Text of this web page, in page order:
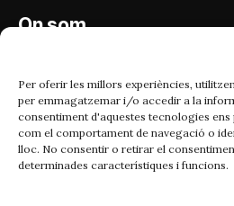
Per oferir les millors experiències,
per emmagatzemar i/o accedir a la
consentiment d'aquestes tecnologies
com el comportament de navegació o
lloc. No consentir o retirar el
determinades característiques i funcions.
On som
08010, Barcelona
Contacta'ns
Email:
catmet@periodismeplural.cat